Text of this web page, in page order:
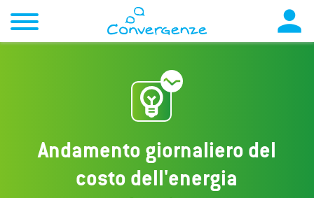

Andamento giornaliero del
costo dell'energia